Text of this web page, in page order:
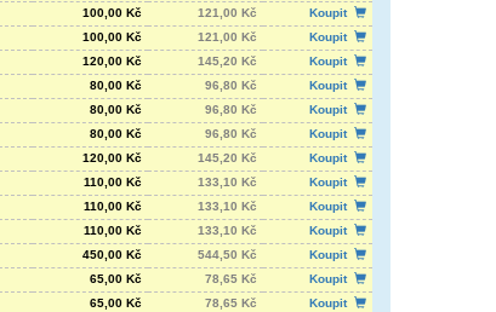
100,00 Kč 121,00 Kč
Koupit
100,00 Kč 121,00 Kč
Koupit
120,00 Kč 145,20 Kč
Koupit
80,00 Kč 96,80 Kč
Koupit
80,00 Kč 96,80 Kč
Koupit
80,00 Kč 96,80 Kč
Koupit
120,00 Kč 145,20 Kč
Koupit
110,00 Kč 133,10 Kč
Koupit
110,00 Kč 133,10 Kč
Koupit
110,00 Kč 133,10 Kč
Koupit
450,00 Kč 544,50 Kč
Koupit
65,00 Kč 78,65 Kč
Koupit
65,00 Kč 78,65 Kč
Koupit